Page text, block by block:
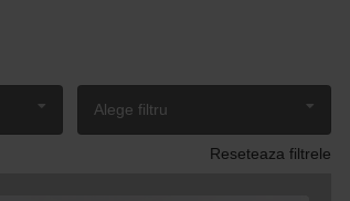
Alege filtru
Reseteaza filtrele